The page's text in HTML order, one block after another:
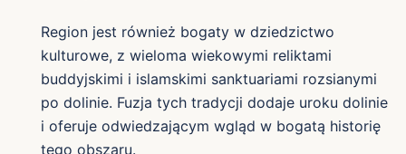
Region jest również bogaty w dziedzictwo
kulturowe, z wieloma wiekowymi reliktami
buddyjskimi i islamskimi sanktuariami rozsianymi
po dolinie. Fuzja tych tradycji dodaje uroku dolinie
i oferuje odwiedzającym wgląd w bogatą historię
tego obszaru.